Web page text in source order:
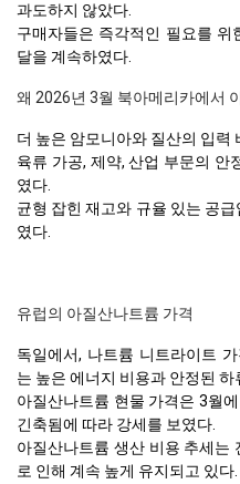
과도하지 않았다.
구매자들은 즉각적인 필요를
달을 계속하였다.
왜 2026년 3월 북아메리카에서
더 높은 암모니아와 질산의 입력
육류 가공, 제약, 산업 부문의 안
였다.
균형 잡힌 재고와 규율 있는 공
였다.
유럽의 아질산나트륨 가격
독일에서, 나트륨 니트라이트
는 높은 에너지 비용과 안정된
아질산나트륨 현물 가격은 3월
긴축됨에 따라 강세를 보였다.
아질산나트륨 생산 비용 추세는
로 인해 계속 높게 유지되고 있다.